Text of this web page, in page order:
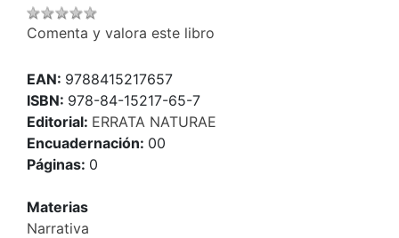
Comenta y valora este libro
EAN: 9788415217657
ISBN: 978-84-15217-65-7
Editorial: ERRATA NATURAE
Encuadernación: 00
Páginas: 0
Materias
Narrativa